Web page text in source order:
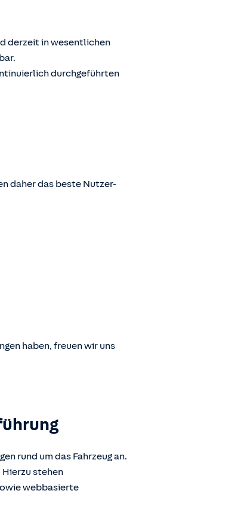
derzeit in wesentlichen
durchgeführten
daher das beste Nutzer-
haben, freuen wir uns
rund um das Fahrzeug an.
stehen
webbasierte